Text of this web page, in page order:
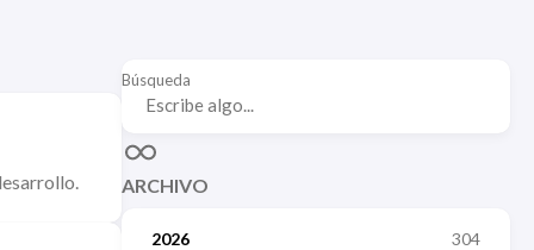
Búsqueda
ARCHIVO
2026 304